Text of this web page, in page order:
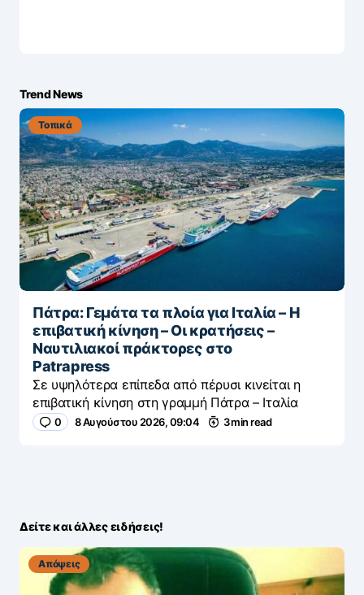
Trend News
Τοπικά
Πάτρα: Γεμάτα τα πλοία για Ιταλία – Η
επιβατική κίνηση – Οι κρατήσεις –
Ναυτιλιακοί πράκτορες στο
Patrapress
Σε υψηλότερα επίπεδα από πέρυσι κινείται η
επιβατική κίνηση στη γραμμή Πάτρα – Ιταλία
0 8 Αυγούστου 2026, 09:04 3 min read
Δείτε και άλλες ειδήσεις!
Απόψεις